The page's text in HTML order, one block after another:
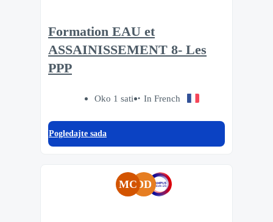
Formation EAU et
ASSAINISSEMENT 8- Les
PPP
Oko 1 sati In French
Pogledajte sada
MCDD